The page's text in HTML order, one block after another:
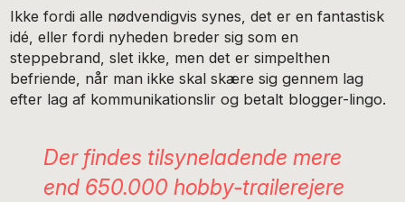
Ikke fordi alle nødvendigvis synes, det er en fantastisk
idé, eller fordi nyheden breder sig som en
steppebrand, slet ikke, men det er simpelthen
befriende, når man ikke skal skære sig gennem lag
efter lag af kommunikationslir og betalt blogger-lingo.
Der findes tilsyneladende mere
end 650.000 hobby-trailerejere